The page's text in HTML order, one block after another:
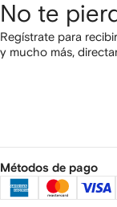
No te
Regístrate para
y mucho más,
Métodos de pago